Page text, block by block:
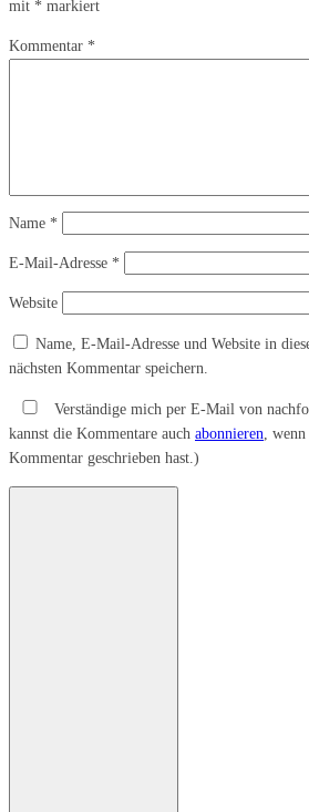
mit * markiert
Kommentar *
Name *
E-Mail-Adresse *
Website
Name, E-Mail-Adresse und Website in
nächsten Kommentar speichern.
Verständige mich per E-Mail von
kannst die Kommentare auch abonnieren, wenn
Kommentar geschrieben hast.)